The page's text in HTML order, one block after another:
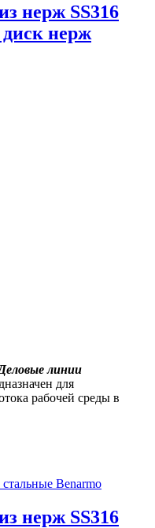
нерж SS316
нерж
линии
для
рабочей среды в
Benarmo
нерж SS316